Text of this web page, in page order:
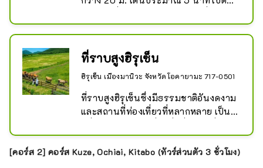
สามารถเพลิดเพลินได้ นอกจากนี้ ซาก
ปรักหักพังของจุดจอดเรือทาคาเสะซึ่งว่า
กันว่าเริ่มต้นในสมัยมูโรมาจิ ยังคงหลง
เหลืออยู่ริมแม่น้ำอาซาฮิเป็นระยะทาง
ประมาณ 700 เมตร และหินกรวดและ
กำแพงสีขาวทำให้เรานึกถึงความคึกคัก
ในอดีต
ทาคิชิตะ คุณจะตื่นตาไปกับทิวทัศน์ของ
ลักษณะเป็นน้ำตกเป็นชั้นๆ มีน้ำตกเล็กๆ
กระจายอยู่หลายแห่ง เป็นศิลปะที่สร้าง
ขึ้นโดยธรรมชาติอย่างแท้จริง ความงาม
ของหุบเขาโดยรอบนั้นงดงามตระการ
ตา และแนะนำให้ใช้ฤดูกาลที่เขียวขจีใน
ช่วงต้นฤดูร้อนและใบไม้เปลี่ยนสีเป็น
พิเศษ ได้รับเลือกให้เป็นหนึ่งใน ``100
วิวของญี่ปุ่น'' และ ``น้ำตกที่ดีที่สุด 100
ที่ราบสูงฮิรุเซ็น
ฮิรุเซ็น เมืองมานิวะ จังหวัดโอคายามะ 717-0501
ที่ราบสูงฮิรุเซ็นซึ่งมีธรรมชาติอันงดงาม
และสถานที่ท่องเที่ยวที่หลากหลาย เป็น
ตะวันตก นอกจากจะชมวัวเจอร์ซีย์ที่น่า
รักเล็มหญ้าแล้ว ยังมีฮิรุเซ็นเจอร์ซีย์
[คอร์ส 2] คอร์ส Kuze, Ochiai, Kitabo (ทัวร์ส่วนตัว 3 ชั่วโมง)